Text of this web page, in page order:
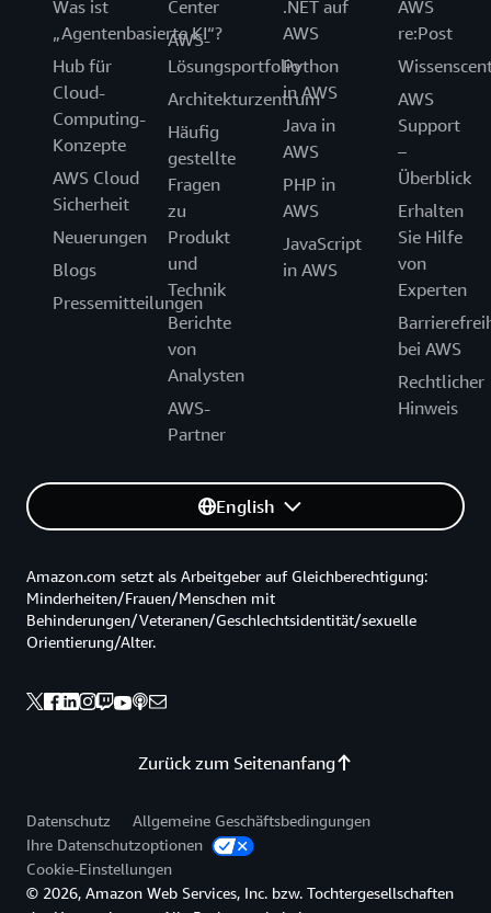
Was ist
„Agentenbasierte KI“?
Hub für
Cloud-
Computing-
Konzepte
AWS Cloud
Sicherheit
Neuerungen
Blogs
Pressemitteilungen
Center
AWS-
Lösungsportfolio
Architekturzentrum
Häufig
gestellte
Fragen
zu
Produkt
und
Technik
Berichte
von
Analysten
AWS-
Partner
.NET auf
AWS
Python
in AWS
Java in
AWS
PHP in
AWS
JavaScript
in AWS
AWS
re:Post
AWS
Support
–
Überblick
Erhalten
Sie Hilfe
von
Experten
bei AWS
Rechtlicher
Hinweis
English
Zurück zum Seitenanfang
Amazon.com setzt als Arbeitgeber auf Gleichberechtigung:
Minderheiten/Frauen/Menschen mit
Behinderungen/Veteranen/Geschlechtsidentität/sexuelle
Orientierung/Alter.
Datenschutz
Allgemeine Geschäftsbedingungen
Ihre Datenschutzoptionen
Cookie-Einstellungen
© 2026, Amazon Web Services, Inc. bzw. Tochtergesellschaften